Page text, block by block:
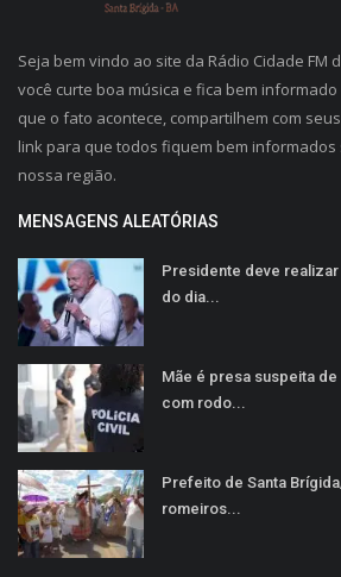
Seja bem vindo ao site da Rádio Cidade FM
você curte boa música e fica bem
que o fato acontece, compartilhem com
link para que todos fiquem bem informados
nossa região.
MENSAGENS ALEATÓRIAS
Presidente deve
do dia...
Mãe é presa suspeita
com rodo...
Prefeito de Santa
romeiros...